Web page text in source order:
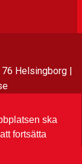
Helsingborg |
ska
fortsätta